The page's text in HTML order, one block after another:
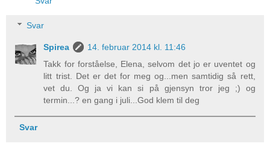
Svar
Spirea
14. februar 2014 kl. 11:46
Takk for forståelse, Elena, selvom det jo er uventet og
litt trist. Det er det for meg og...men samtidig så rett,
vet du. Og ja vi kan si på gjensyn tror jeg ;) og
termin...? en gang i juli...God klem til deg
Svar